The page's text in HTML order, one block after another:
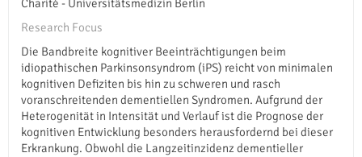
Charité - Universitätsmedizin Berlin
Research Focus
Die Bandbreite kognitiver Beeinträchtigungen beim
idiopathischen Parkinsonsyndrom (iPS) reicht von minimalen
kognitiven Defiziten bis hin zu schweren und rasch
voranschreitenden dementiellen Syndromen. Aufgrund der
Heterogenität in Intensität und Verlauf ist die Prognose der
kognitiven Entwicklung besonders herausfordernd bei dieser
Erkrankung. Obwohl die Langzeitinzidenz dementieller